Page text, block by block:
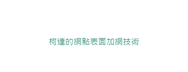
柯達的網點表面加網技術